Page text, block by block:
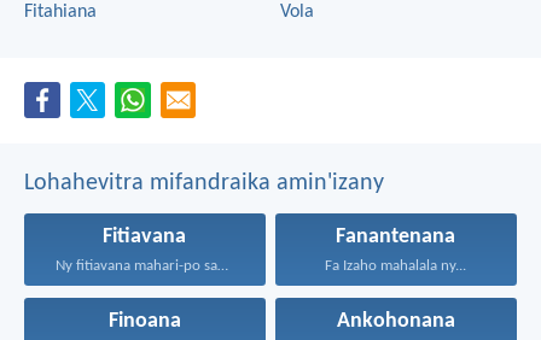
Fitahiana
Vola
Lohahevitra mifandraika amin'izany
Fitiavana
Ny fitiavana mahari-po sady...
Fanantenana
Fa Izaho mahalala ny...
Finoana Ankohonana